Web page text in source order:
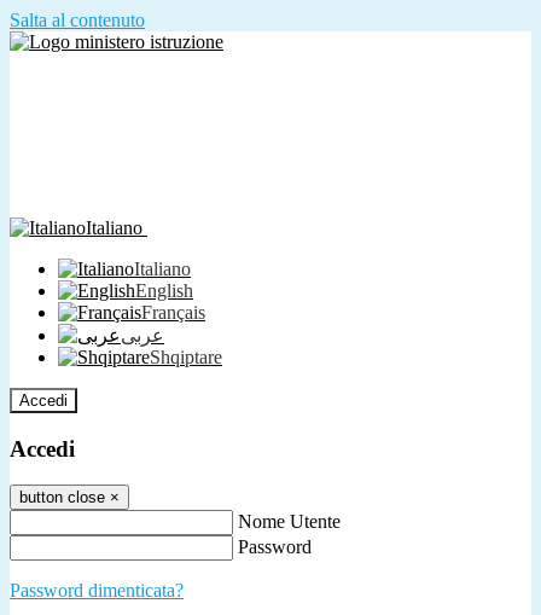
Salta al contenuto
Italiano
Italiano
English
Français
عربى
Shqiptare
Accedi
Accedi
button close ×
Nome Utente
Password
Password dimenticata?